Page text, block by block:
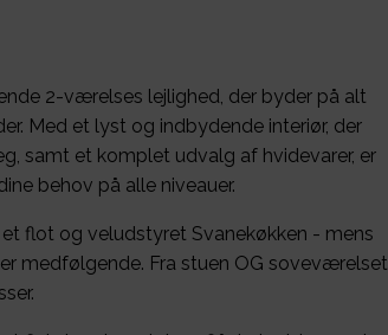
2-værelses lejlighed, der byder på alt
Med et lyst og indbydende interiør, der
samt et komplet udvalg af hvidevarer, er
behov på alle niveauer.
flot og veludstyret Svanekøkken - mens
medfølgende. Fra stuen OG soveværelset